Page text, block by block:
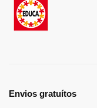
Envios gratuítos